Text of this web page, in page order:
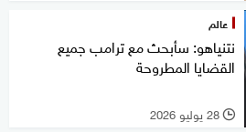
عالم
نتنياهو: سأبحث مع ترامب جميع
القضايا المطروحة
l 28 يوليو 2026